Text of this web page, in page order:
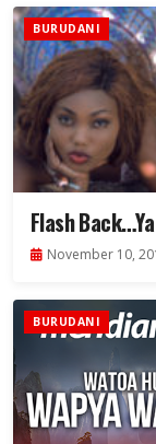
BURUDANI
Flash
November 10,
BURUDANI